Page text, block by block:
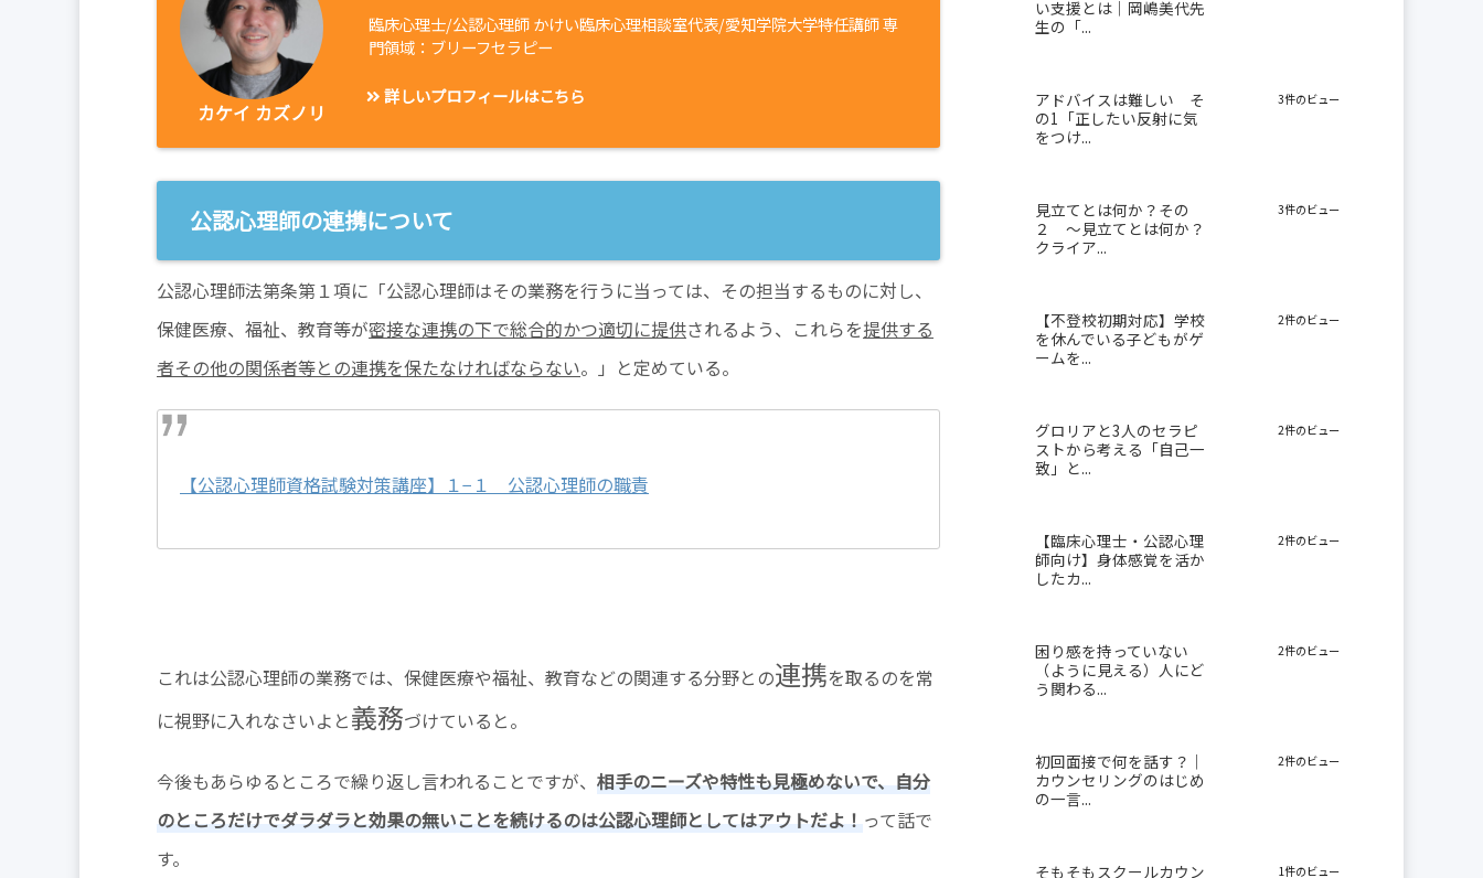
カケイ カズノリ
臨床心理士/公認心理師 かけい臨床心理相談室代表/愛知学院大学特任講師 専
門領域：ブリーフセラピー
詳しいプロフィールはこちら
公認心理師の連携について
公認心理師法第条第１項に「公認心理師はその業務を行うに当っては、その担当するものに対し、
保健医療、福祉、教育等が密接な連携の下で総合的かつ適切に提供されるよう、これらを提供する
者その他の関係者等との連携を保たなければならない。」と定めている。
【公認心理師資格試験対策講座】１−１ 公認心理師の職責
これは公認心理師の業務では、保健医療や福祉、教育などの関連する分野との連携を取るのを常
に視野に入れなさいよと義務づけていると。
今後もあらゆるところで繰り返し言われることですが、 相手のニーズや特性も見極めないで、自分
のところだけでダラダラと効果の無いことを続けるのは公認心理師としてはアウトだよ！ って話で
す。
い支援とは｜岡嶋美代先
生の「...
アドバイスは難しい そ
の1「正したい反射に気
をつけ...
3件のビュー
見立てとは何か？その
２ 〜見立てとは何か？
クライア...
3件のビュー
【不登校初期対応】学校
を休んでいる子どもがゲ
ームを...
2件のビュー
グロリアと3人のセラピ
ストから考える「自己一
致」と...
2件のビュー
【臨床心理士・公認心理
師向け】身体感覚を活か
したカ...
2件のビュー
困り感を持っていない
（ように見える）人にど
う関わる...
2件のビュー
初回面接で何を話す？｜
カウンセリングのはじめ
の一言...
2件のビュー
そもそもスクールカウン
1件のビュー